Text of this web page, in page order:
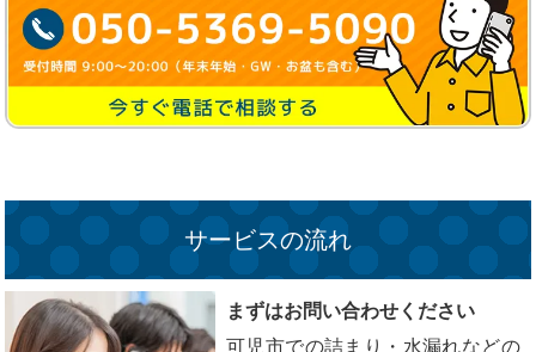
サービスの流れ
まずはお問い合わせください
可児市での詰まり・水漏れなどの